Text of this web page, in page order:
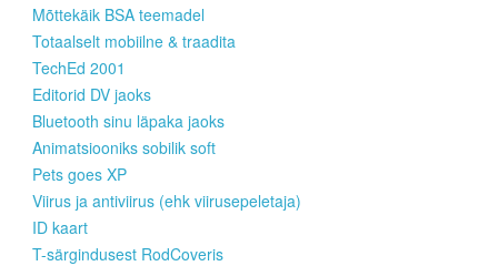
Mõttekäik BSA teemadel
Totaalselt mobiilne & traadita
TechEd 2001
Editorid DV jaoks
Bluetooth sinu läpaka jaoks
Animatsiooniks sobilik soft
Pets goes XP
Viirus ja antiviirus (ehk viirusepeletaja)
ID kaart
T-särgindusest RodCoveris